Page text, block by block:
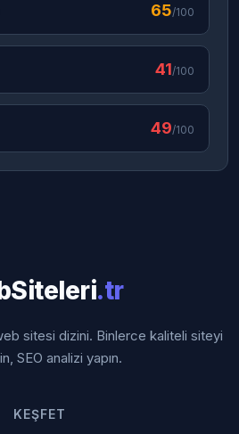
65/100
41/100
49/100
.tr
sitesi dizini. Binlerce kaliteli siteyi
SEO analizi yapın.
KEŞFET